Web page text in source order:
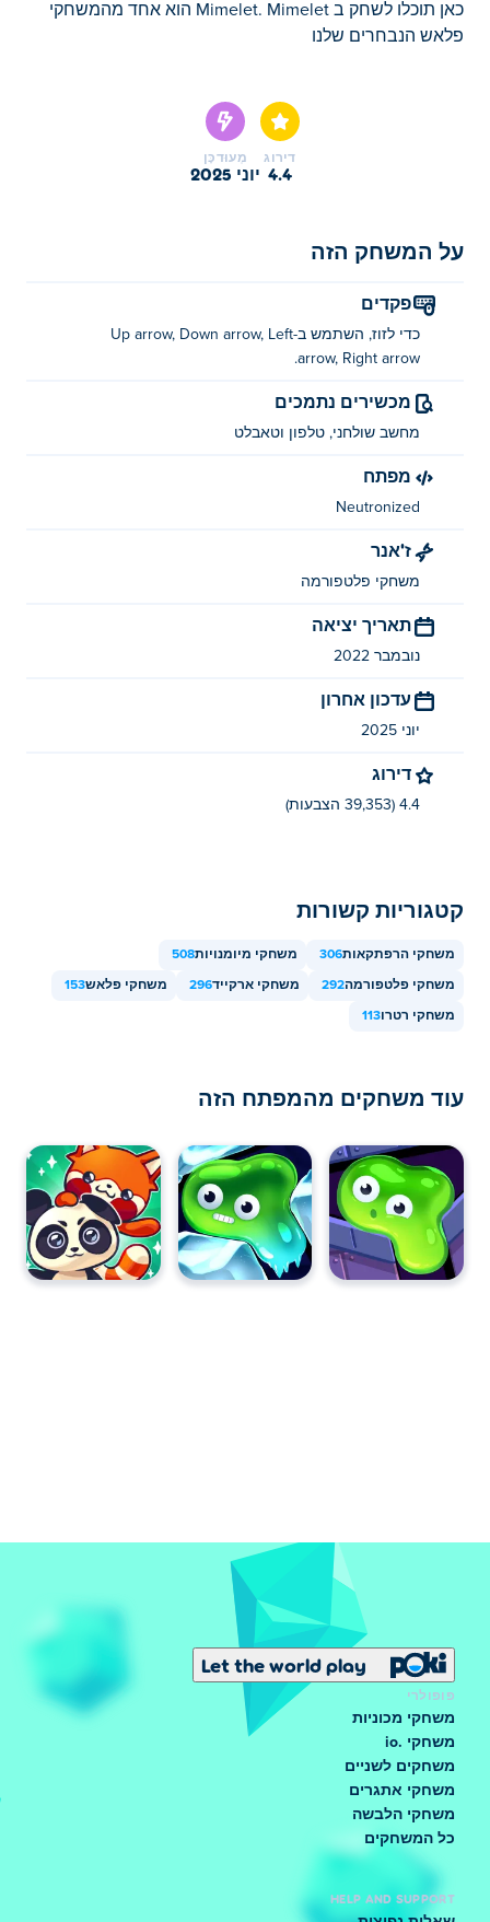
כאן תוכלו לשחק ב Mimelet. Mimelet הוא אחד מהמשחקי
פלאש הנבחרים שלנו
דירוג
4.4
מְעוּדכָּן
יוני 2025
על המשחק הזה
פקדים
כדי לזוז, השתמש ב-Up arrow, Down arrow, Left
arrow, Right arrow.
מכשירים נתמכים
מחשב שולחני, טלפון וטאבלט
מפתח
Neutronized
ז'אנר
משחקי פלטפורמה
תאריך יציאה
נובמבר 2022
עדכון אחרון
יוני 2025
דירוג
4.4 (39,353 הצבעות)
קטגוריות קשורות
משחקי הרפתקאות306 משחקי מיומנויות508
משחקי פלטפורמה292 משחקי ארקייד296 משחקי פלאש153
משחקי רטרו113
עוד משחקים מהמפתח הזה
Let the world play
פופולרי
משחקי מכוניות
משחקי .io
משחקים לשניים
משחקי אתגרים
משחקי הלבשה
כל המשחקים
HELP AND SUPPORT